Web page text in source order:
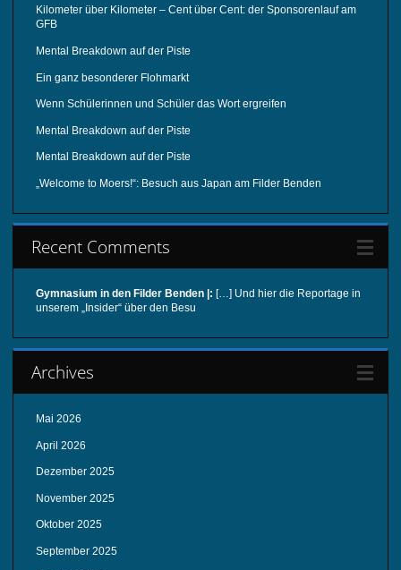
Kilometer über Kilometer – Cent über Cent: der Sponsorenlauf am
GFB
Mental Breakdown auf der Piste
Ein ganz besonderer Flohmarkt
Wenn Schülerinnen und Schüler das Wort ergreifen
Mental Breakdown auf der Piste
Mental Breakdown auf der Piste
„Welcome to Moers!“: Besuch aus Japan am Filder Benden
Recent Comments
Gymnasium in den Filder Benden |: […] Und hier die Reportage in
unserem „Insider“ über den Besu
Archives
Mai 2026
April 2026
Dezember 2025
November 2025
Oktober 2025
September 2025